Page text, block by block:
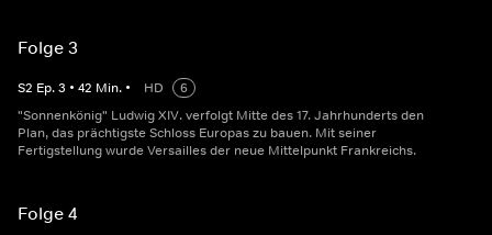
Folge 3
S2 Ep.3 • 42 Min. • HD
6
"Sonnenkönig" Ludwig XIV. verfolgt Mitte des 17. Jahrhunderts den
Plan, das prächtigste Schloss Europas zu bauen. Mit seiner
Fertigstellung wurde Versailles der neue Mittelpunkt Frankreichs.
Folge 4